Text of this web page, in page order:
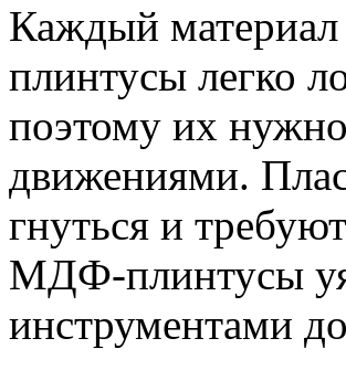
Каждый материал
плинтусы легко
поэтому их
движениями.
гнуться и
МДФ-плинтусы
инструментами